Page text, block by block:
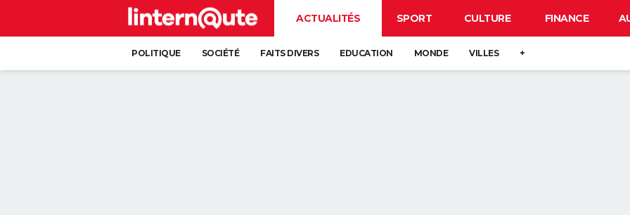
ACTUALITÉS SPORT CULTURE FINANCE
POLITIQUE SOCIÉTÉ FAITS DIVERS EDUCATION MONDE VILLES +